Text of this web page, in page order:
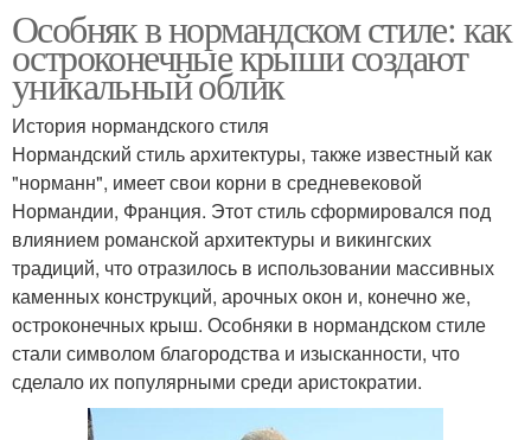
Особняк в нормандском стиле: как
остроконечные крыши создают
уникальный облик
История нормандского стиля
Нормандский стиль архитектуры, также известный как
"норманн", имеет свои корни в средневековой
Нормандии, Франция. Этот стиль сформировался под
влиянием романской архитектуры и викингских
традиций, что отразилось в использовании массивных
каменных конструкций, арочных окон и, конечно же,
остроконечных крыш. Особняки в нормандском стиле
стали символом благородства и изысканности, что
сделало их популярными среди аристократии.